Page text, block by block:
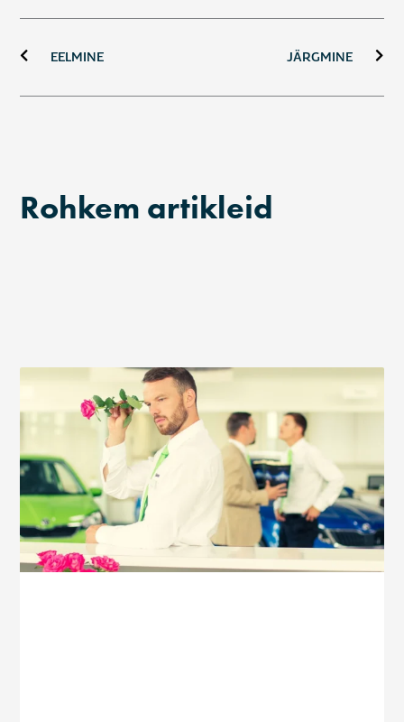
EELMINE JÄRGMINE
Rohkem artikleid